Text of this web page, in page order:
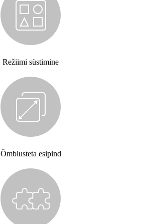
Režiimi süstimine
Õmblusteta esipind